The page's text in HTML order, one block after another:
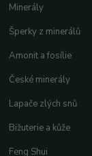
Minerály
Šperky z minerálů
Amonit a fosílie
České minerály
Lapače zlých snů
Bižuterie a kůže
Feng Shui